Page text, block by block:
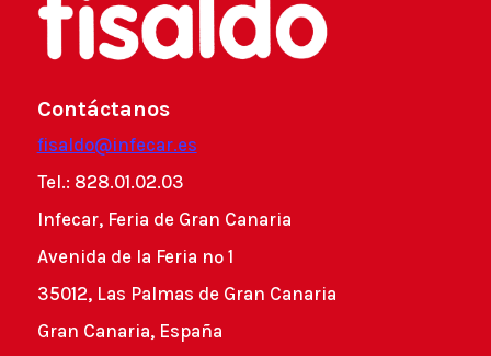
Contáctanos
fisaldo@infecar.es
Tel.: 828.01.02.03
Infecar, Feria de Gran Canaria
Avenida de la Feria nº 1
35012, Las Palmas de Gran Canaria
Gran Canaria, España